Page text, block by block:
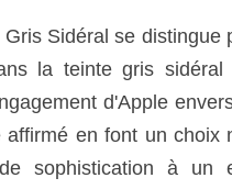
Sidéral se distingue
la teinte gris
d'Apple
en font un choix
sophistication à un